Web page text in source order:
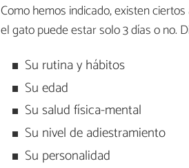
Como hemos indicado, existen
el gato puede estar solo 3 días o no.
Su rutina y hábitos
Su edad
Su salud física-mental
Su nivel de adiestramiento
Su personalidad